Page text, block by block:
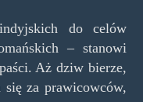
do celów
– stanowi
Aż dziw bierze,
się za prawicowców,